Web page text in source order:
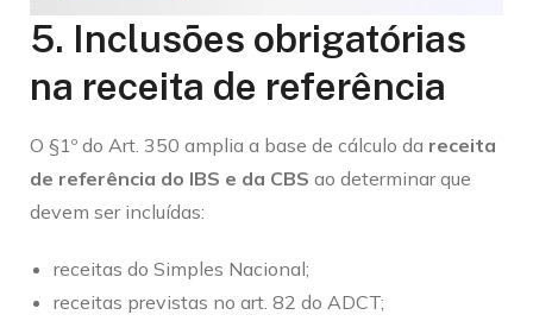
5. Inclusões obrigatórias
na receita de referência
O §1º do Art. 350 amplia a base de cálculo da receita
de referência do IBS e da CBS ao determinar que
devem ser incluídas:
receitas do Simples Nacional;
receitas previstas no art. 82 do ADCT;